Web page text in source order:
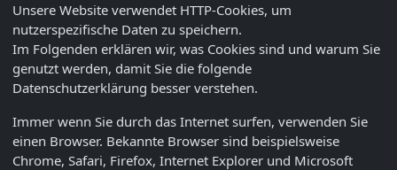
Unsere Website verwendet HTTP-Cookies, um
nutzerspezifische Daten zu speichern.
Im Folgenden erklären wir, was Cookies sind und warum Sie
genutzt werden, damit Sie die folgende
Datenschutzerklärung besser verstehen.
Immer wenn Sie durch das Internet surfen, verwenden Sie
einen Browser. Bekannte Browser sind beispielsweise
Chrome, Safari, Firefox, Internet Explorer und Microsoft